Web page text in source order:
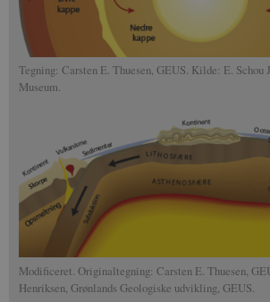
Tegning: Carsten E. Thuesen, GEUS. Kilde: E. Schou
Museum.
Modificeret. Originaltegning: Carsten E. Thuesen,
Henriksen, Grønlands Geologiske udvikling, GEUS.